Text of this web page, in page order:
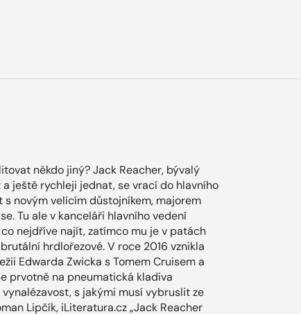
někdo jiný? Jack Reacher, bývalý
ještě rychleji jednat, se vrací do hlavního
novým velícím důstojníkem, majorem
Tu ale v kanceláři hlavního vedení
nejdříve najít, zatímco mu je v patách
hrdlořezové. V roce 2016 vznikla
Edwarda Zwicka s Tomem Cruisem a
prvotně na pneumatická kladiva
s jakými musí vybruslit ze
Lipčík, iLiteratura.cz „Jack Reacher